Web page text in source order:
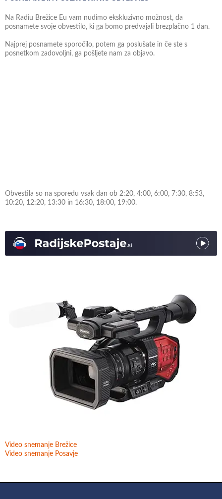
Na Radiu Brežice Eu vam nudimo ekskluzivno možnost, da
posnamete svoje obvestilo, ki ga bomo predvajali brezplačno 1 dan.
Najprej posnamete sporočilo, potem ga poslušate in če ste s
posnetkom zadovoljni, ga pošljete nam za objavo.
Obvestila so na sporedu vsak dan ob 2:20, 4:00, 6:00, 7:30, 8:53,
10:20, 12:20, 13:30 in 16:30, 18:00, 19:00.
Video snemanje Brežice
Video snemanje Posavje